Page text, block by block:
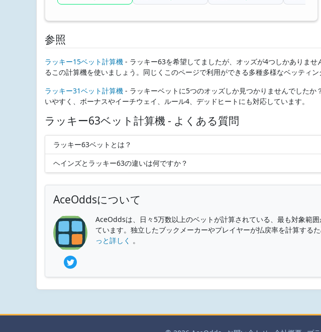
参照
ラッキー15ベット計算機 - ラッキー63を希望してましたが、オッズが4つしかありま
るこの計算機を使いましょう。同じくこのページで利用ができる多種多様なベッティン
ラッキー31ベット計算機 - ラッキーベットに5つのオッズしか見つかりませんでした
いやすく、ボーナスやイーチウェイ、ルール4、デッドヒートにも対応しています。
ラッキー63ベット計算機 - よくある質問
ラッキー63ベットとは？
ヘインズとラッキー63の違いは何ですか？
AceOddsについて
AceOddsは、日々5万数以上のベットが計算されている、最も対象範
ています。独立したブックメーカーやプレイヤーが払戻率を計算する
っと詳しく 。